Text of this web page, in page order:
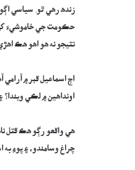
زنده رهي ٿو. سياسي
حڪومت جي خاموشيءَ کي
نتيجو نه هو اهو هڪ
اڄ اسماعيل قبر ۾
اونداهين ۾ لڪي
هي واقعو رڳو هڪ قتل
چراغ وسامندو، ۽ پوءِ به